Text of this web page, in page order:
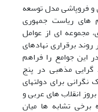
و فروپاشی مدل توسعه
های ریاست جمهوری
مجموعه ای از عوامل
برقراری نهادهای
این جوامع را فراهم
گرایی مذهبی در پنج
نگرانی برای دولتهای
انقلاب های عربی و
برخی تشابه ها میان